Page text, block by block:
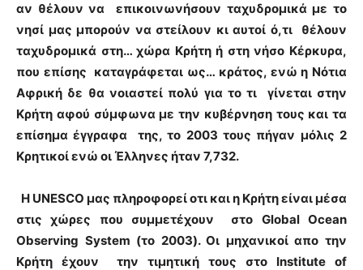
αν θέλουν να επικοινωνήσουν ταχυδρομικά με το
νησί μας μπορούν να στείλουν κι αυτοί ό,τι θέλουν
ταχυδρομικά στη… χώρα Κρήτη ή στη νήσο Κέρκυρα,
που επίσης καταγράφεται ως… κράτος, ενώ η Νότια
Αφρική δε θα νοιαστεί πολύ για το τι γίνεται στην
Κρήτη αφού σύμφωνα με την κυβέρνηση τους και τα
επίσημα έγγραφα της, το 2003 τους πήγαν μόλις 2
Κρητικοί ενώ οι Έλληνες ήταν 7,732.
H UNESCO μας πληροφορεί οτι και η Κρήτη είναι μέσα
στις χώρες που συμμετέχουν στο Global Ocean
Observing System (το 2003). Οι μηχανικοί απο την
Κρήτη έχουν την τιμητική τους στο Institute of